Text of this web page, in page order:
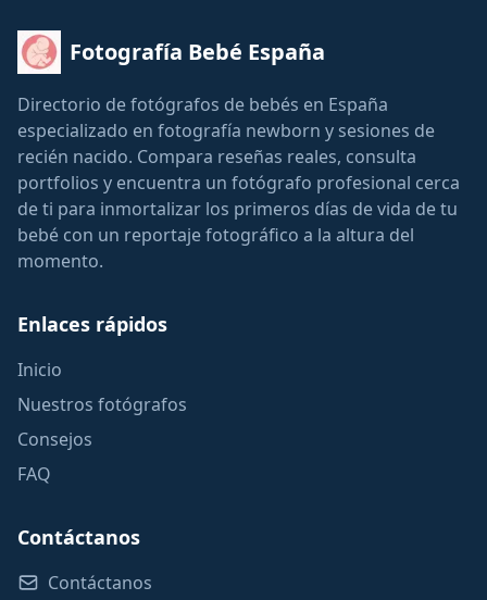
Fotografía Bebé España
Directorio de fotógrafos de bebés en España
especializado en fotografía newborn y sesiones de
recién nacido. Compara reseñas reales, consulta
portfolios y encuentra un fotógrafo profesional cerca
de ti para inmortalizar los primeros días de vida de tu
bebé con un reportaje fotográfico a la altura del
momento.
Enlaces rápidos
Inicio
Nuestros fotógrafos
Consejos
FAQ
Contáctanos
Contáctanos